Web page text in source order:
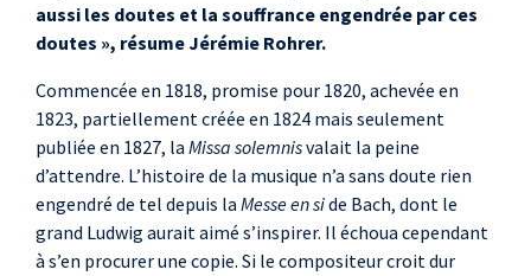
aussi les doutes et la souffrance engendrée par ces
doutes », résume Jérémie Rohrer.
Commencée en 1818, promise pour 1820, achevée en
1823, partiellement créée en 1824 mais seulement
publiée en 1827, la Missa solemnisvalait la peine
d’attendre. L’histoire de la musique n’a sans doute rien
engendré de tel depuis la Messe en side Bach, dont le
grand Ludwig aurait aimé s’inspirer. Il échoua cependant
à s’en procurer une copie. Si le compositeur croit dur